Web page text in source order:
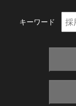
キーワード